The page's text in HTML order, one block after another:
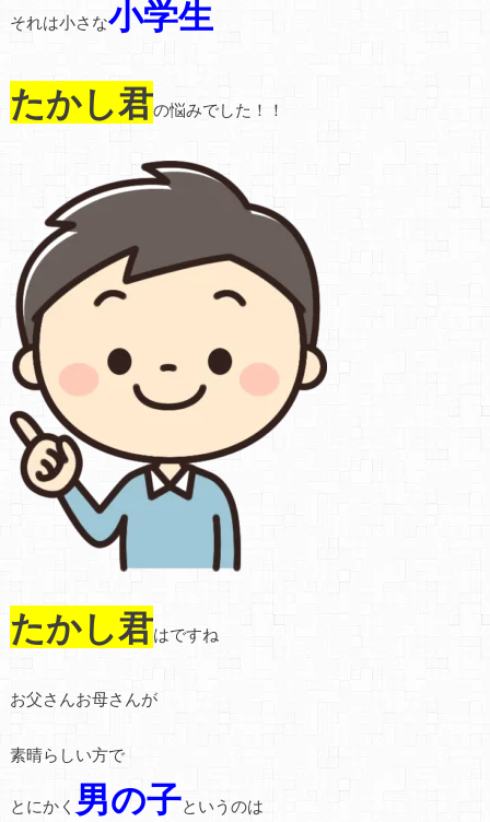
それは小さな小学生
たかし君の悩みでした！！
たかし君はですね
お父さんお母さんが
素晴らしい方で
とにかく 男の子というのは